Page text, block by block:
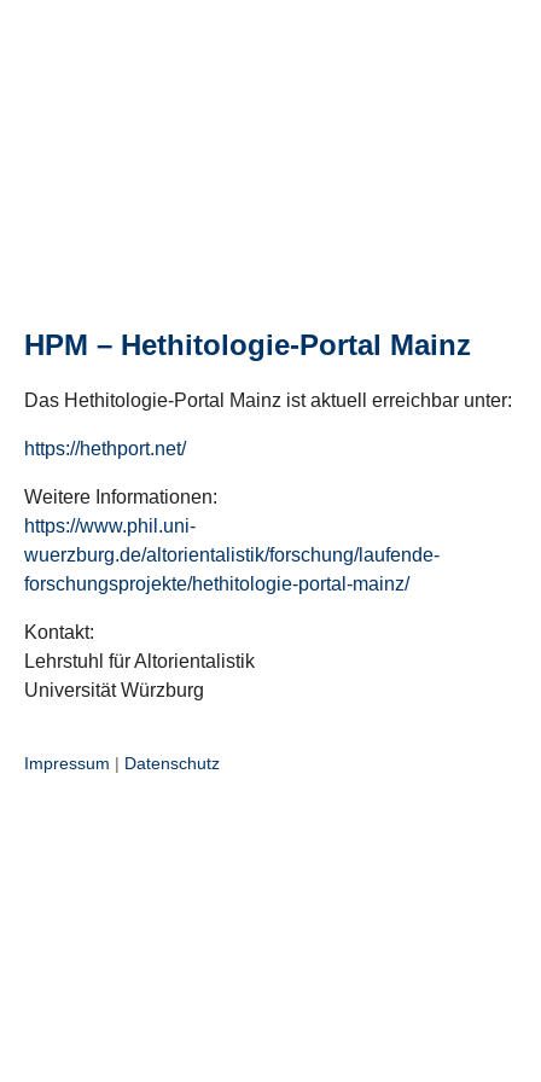
HPM – Hethitologie-Portal Mainz
Das Hethitologie-Portal Mainz ist aktuell erreichbar unter:
https://hethport.net/
Weitere Informationen:
https://www.phil.uni-
wuerzburg.de/altorientalistik/forschung/laufende-
forschungsprojekte/hethitologie-portal-mainz/
Kontakt:
Lehrstuhl für Altorientalistik
Universität Würzburg
Impressum | Datenschutz